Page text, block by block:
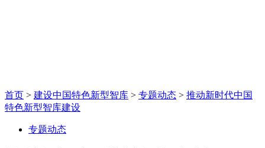
首页 > 建设中国特色新型智库 > 专题动态 > 推动新时代中国
特色新型智库建设
专题动态